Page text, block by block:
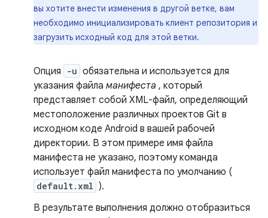
вы хотите внести изменения в другой ветке, вам
необходимо инициализировать клиент репозитория и
загрузить исходный код для этой ветки.
Опция -u обязательна и используется для
указания файла манифеста , который
представляет собой XML-файл, определяющий
местоположение различных проектов Git в
исходном коде Android в вашей рабочей
директории. В этом примере имя файла
манифеста не указано, поэтому команда
использует файл манифеста по умолчанию (
default.xml ).
В результате выполнения должно отобразиться